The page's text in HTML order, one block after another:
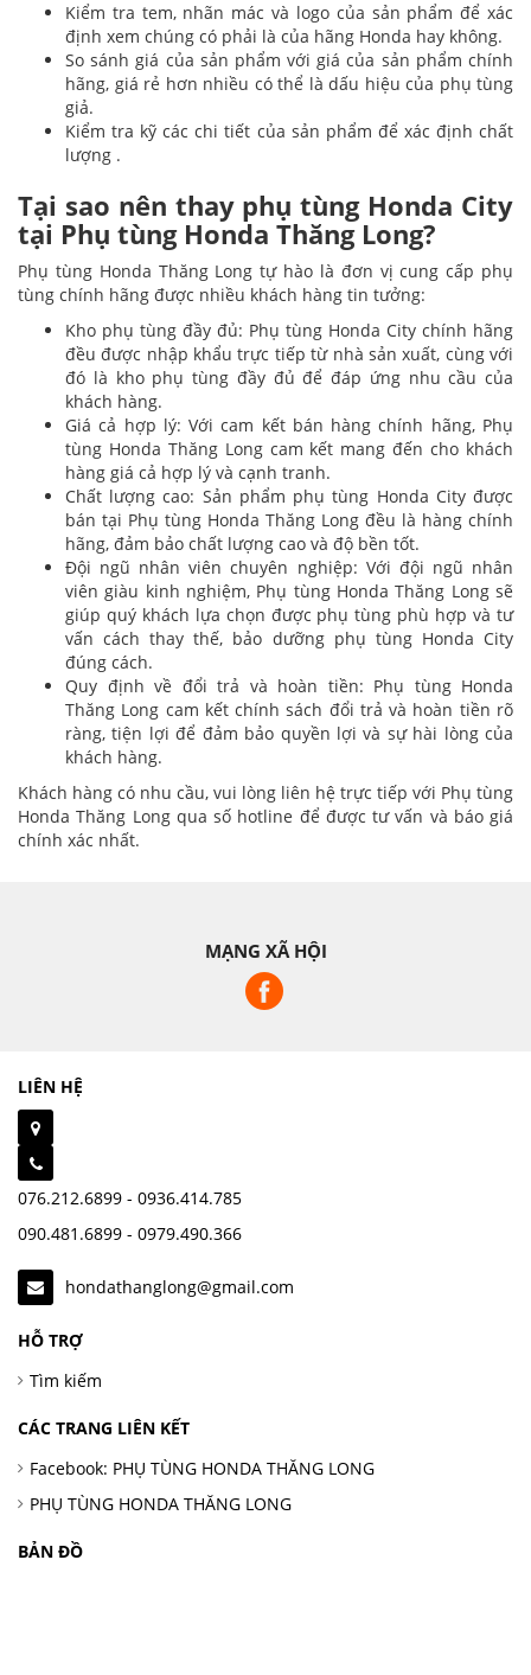
Kiểm tra tem, nhãn mác và logo của sản phẩm để xác
định xem chúng có phải là của hãng Honda hay không.
So sánh giá của sản phẩm với giá của sản phẩm chính
hãng, giá rẻ hơn nhiều có thể là dấu hiệu của phụ tùng
giả.
Kiểm tra kỹ các chi tiết của sản phẩm để xác định chất
lượng .
Tại sao nên thay phụ tùng Honda City
tại Phụ tùng Honda Thăng Long?
Phụ tùng Honda Thăng Long tự hào là đơn vị cung cấp phụ
tùng chính hãng được nhiều khách hàng tin tưởng:
Kho phụ tùng đầy đủ: Phụ tùng Honda City chính hãng
đều được nhập khẩu trực tiếp từ nhà sản xuất, cùng với
đó là kho phụ tùng đầy đủ để đáp ứng nhu cầu của
khách hàng.
Giá cả hợp lý: Với cam kết bán hàng chính hãng, Phụ
tùng Honda Thăng Long cam kết mang đến cho khách
hàng giá cả hợp lý và cạnh tranh.
Chất lượng cao: Sản phẩm phụ tùng Honda City được
bán tại Phụ tùng Honda Thăng Long đều là hàng chính
hãng, đảm bảo chất lượng cao và độ bền tốt.
Đội ngũ nhân viên chuyên nghiệp: Với đội ngũ nhân
viên giàu kinh nghiệm, Phụ tùng Honda Thăng Long sẽ
giúp quý khách lựa chọn được phụ tùng phù hợp và tư
vấn cách thay thế, bảo dưỡng phụ tùng Honda City
đúng cách.
Quy định về đổi trả và hoàn tiền: Phụ tùng Honda
Thăng Long cam kết chính sách đổi trả và hoàn tiền rõ
ràng, tiện lợi để đảm bảo quyền lợi và sự hài lòng của
khách hàng.
Khách hàng có nhu cầu, vui lòng liên hệ trực tiếp với Phụ tùng
Honda Thăng Long qua số hotline để được tư vấn và báo giá
chính xác nhất.
MẠNG XÃ HỘI
LIÊN HỆ
076.212.6899 - 0936.414.785
090.481.6899 - 0979.490.366
hondathanglong@gmail.com
HỖ TRỢ
Tìm kiếm
CÁC TRANG LIÊN KẾT
Facebook: PHỤ TÙNG HONDA THĂNG LONG
PHỤ TÙNG HONDA THĂNG LONG
BẢN ĐỒ